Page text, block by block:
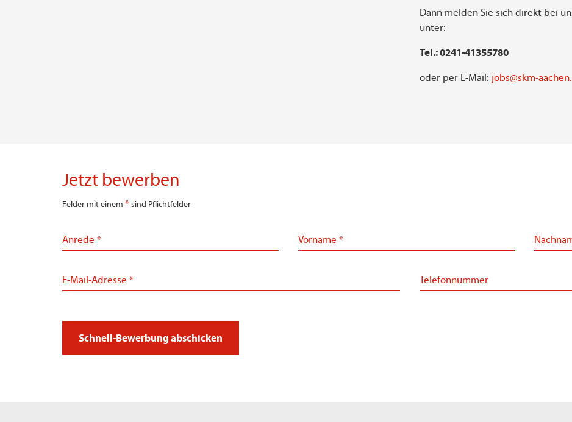
Dann melden Sie sich direkt bei
unter:
Tel.: 0241-41355780
oder per E-Mail: jobs@skm-
Jetzt bewerben
Felder mit einem *sind Pflichtfelder
Anrede * Vorname *
E-Mail-Adresse * Telefonnummer